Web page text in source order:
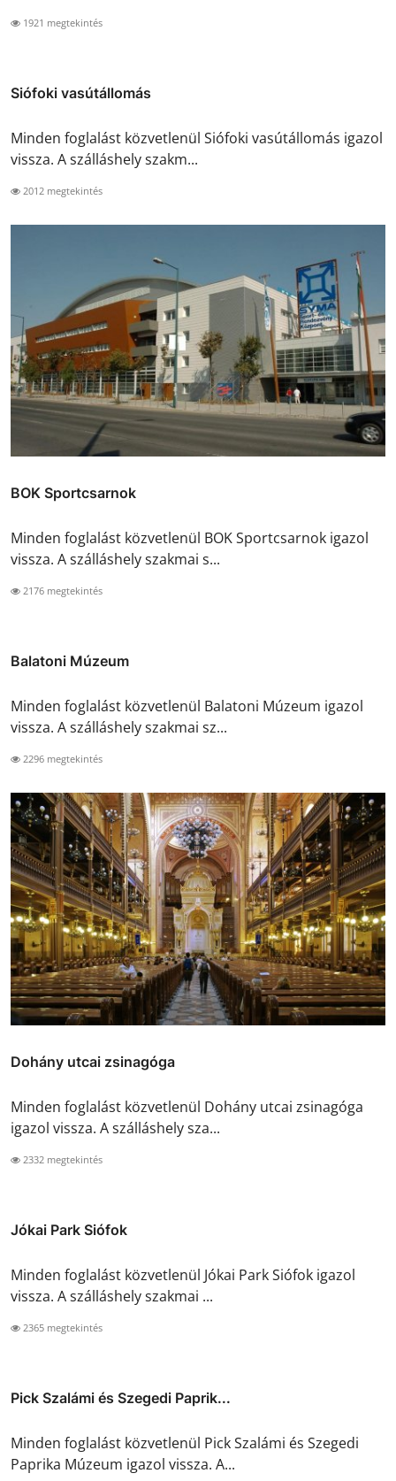
1921 megtekintés
Siófoki vasútállomás
Minden foglalást közvetlenül Siófoki vasútállomás igazol
vissza. A szálláshely szakm...
2012 megtekintés
BOK Sportcsarnok
Minden foglalást közvetlenül BOK Sportcsarnok igazol
vissza. A szálláshely szakmai s...
2176 megtekintés
Balatoni Múzeum
Minden foglalást közvetlenül Balatoni Múzeum igazol
vissza. A szálláshely szakmai sz...
2296 megtekintés
Dohány utcai zsinagóga
Minden foglalást közvetlenül Dohány utcai zsinagóga
igazol vissza. A szálláshely sza...
2332 megtekintés
Jókai Park Siófok
Minden foglalást közvetlenül Jókai Park Siófok igazol
vissza. A szálláshely szakmai ...
2365 megtekintés
Pick Szalámi és Szegedi Paprik...
Minden foglalást közvetlenül Pick Szalámi és Szegedi
Paprika Múzeum igazol vissza. A...